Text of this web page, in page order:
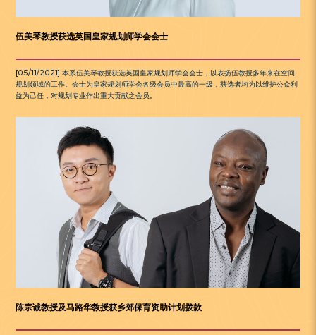
伍美琴教授获选英国皇家规划师学会会士
[05/11/2021] 本系伍美琴教授获选英国皇家规划师学会会士，以表扬伍教授多年来在空间
规划领域的工作。会士为皇家规划师学会各级会员中最高的一级，获选者均为以维护公众利
益为己任，对规划专业作出重大贡献之会员。
陈宗诚教授及马路华教授获乡郊保育资助计划拨款